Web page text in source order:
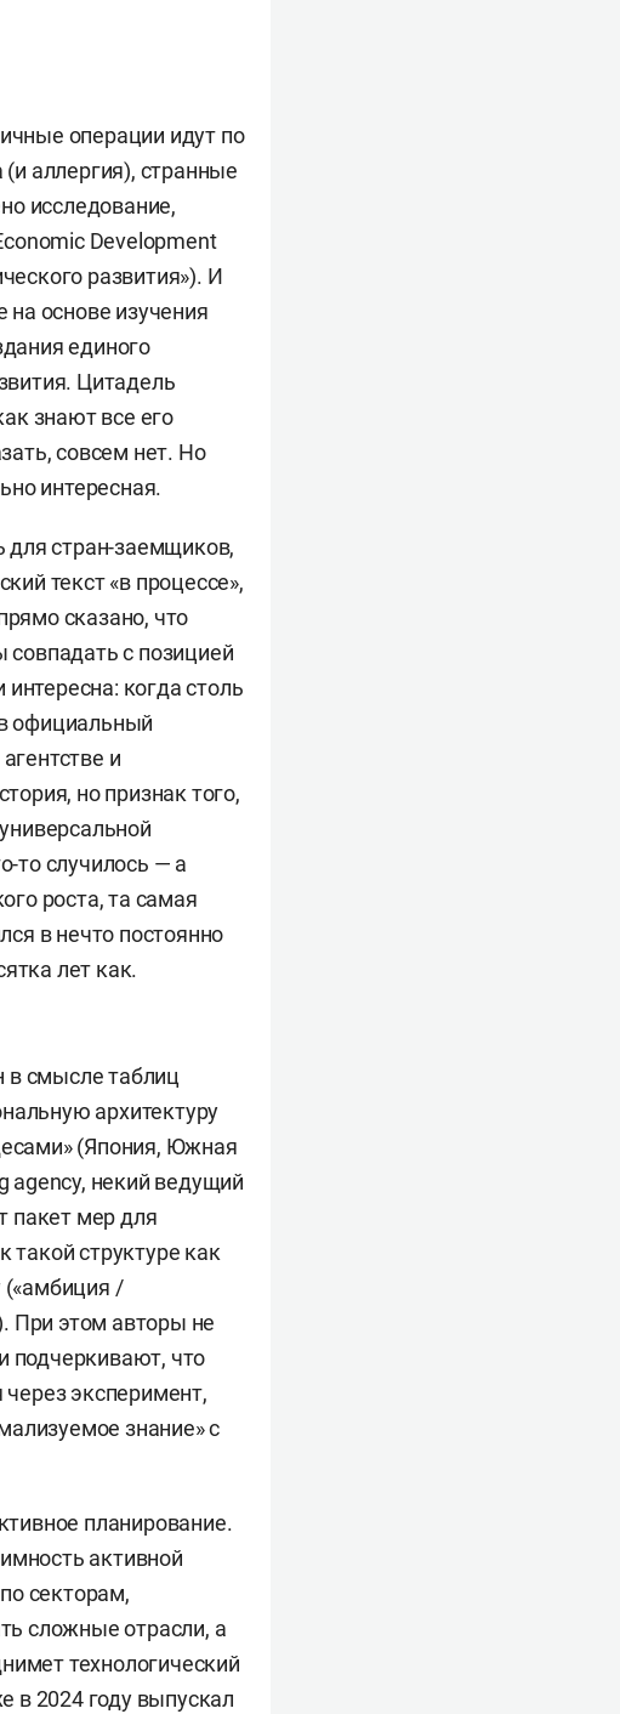
операции идут по
аллергия), странные
исследование,
Development
развития»). И
на основе изучения
единого
Цитадель
знают все его
совсем нет. Но
интересная.
стран-заемщиков,
текст «в процессе»,
сказано, что
с позицией
когда столь
официальный
и
но признак того,
то случилось — а
роста, та самая
в нечто постоянно
лет как.
в смысле таблиц
архитектуру
(Япония, Южная
agency, некий ведущий
пакет мер для
структуре как
(«амбиция /
При этом авторы не
подчеркивают, что
эксперимент,
знание» с
планирование.
активной
секторам,
сложные отрасли, а
технологический
в 2024 году выпускал